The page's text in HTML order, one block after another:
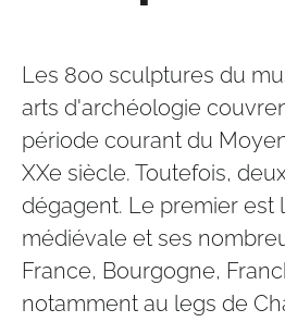
Les 800 sculptures du
arts d'archéologie
période courant du
XXe siècle. Toutefois,
dégagent. Le premier est
médiévale et ses
France, Bourgogne,
notamment au legs de